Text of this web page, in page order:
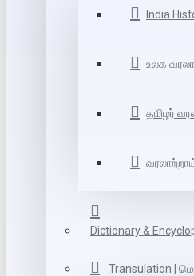
India
உலக
தமிழர்
Dictionary &
Transulation |